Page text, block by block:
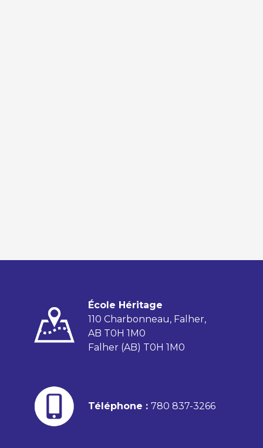
École Héritage
110 Charbonneau, Falher,
AB T0H 1M0
Falher (AB) T0H 1M0
Téléphone : 780 837-3266